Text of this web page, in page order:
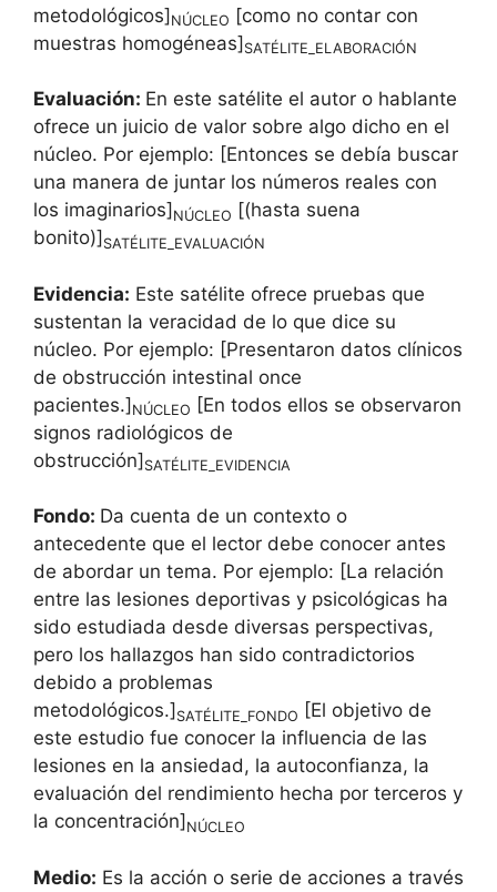
metodológicos]NÚCLEO [como no contar con
muestras homogéneas]SATÉLITE_ELABORACIÓN
Evaluación: En este satélite el autor o hablante
ofrece un juicio de valor sobre algo dicho en el
núcleo. Por ejemplo: [Entonces se debía buscar
una manera de juntar los números reales con
los imaginarios] NÚCLEO [(hasta suena
bonito)] SATÉLITE_EVALUACIÓN
Evidencia: Este satélite ofrece pruebas que
sustentan la veracidad de lo que dice su
núcleo. Por ejemplo: [Presentaron datos clínicos
de obstrucción intestinal once
pacientes.]NÚCLEO [En todos ellos se observaron
signos radiológicos de
obstrucción]SATÉLITE_EVIDENCIA
Fondo: Da cuenta de un contexto o
antecedente que el lector debe conocer antes
de abordar un tema. Por ejemplo: [La relación
entre las lesiones deportivas y psicológicas ha
sido estudiada desde diversas perspectivas,
pero los hallazgos han sido contradictorios
debido a problemas
metodológicos.] SATÉLITE_FONDO [El objetivo de
este estudio fue conocer la influencia de las
lesiones en la ansiedad, la autoconfianza, la
evaluación del rendimiento hecha por terceros y
la concentración] NÚCLEO
Medio: Es la acción o serie de acciones a través